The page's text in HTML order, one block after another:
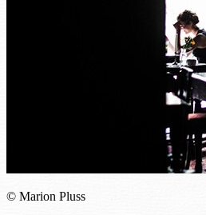
© Marion Pluss